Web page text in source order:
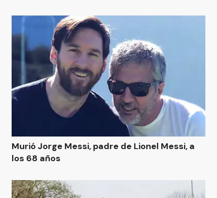
Murió Jorge Messi, padre de Lionel Messi, a
los 68 años